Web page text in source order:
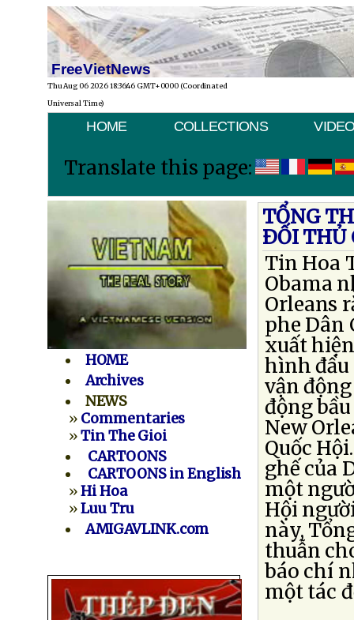
FreeVietNews
Thu Aug 06 2026 18:36:46 GMT+0000 (Coordinated
Universal Time)
HOME COLLECTIONS
Translate this page:
HOME
Archives
NEWS
» Commentaries
»Tin The Gioi
CARTOONS
CARTOONS in English
»Hi Hoa
»Luu Tru
AMIGAVLINK.com
TỔNG
ÐỐI THỦ
Tin Hoa
Obama
Orleans
phe Dân
xuất
hình
vận
động
New
Quốc
ghế của
một
Hội
này,
thuẫn
báo chí
một tác